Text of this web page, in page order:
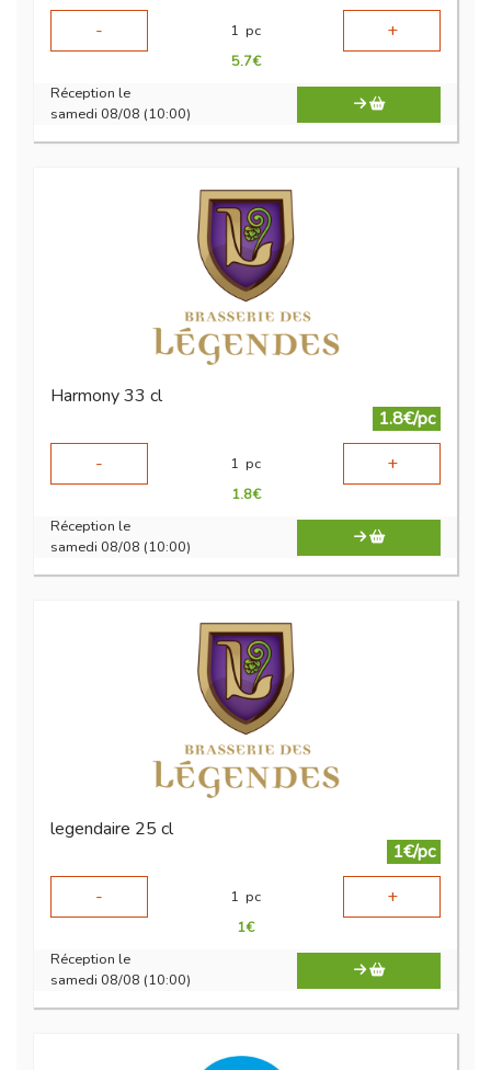
-
1 pc +
5.7€
Réception le
samedi 08/08 (10:00)
Harmony 33 cl
1.8€/pc
-
1 pc +
1.8€
Réception le
samedi 08/08 (10:00)
legendaire 25 cl
1€/pc
-
1 pc +
1€
Réception le
samedi 08/08 (10:00)